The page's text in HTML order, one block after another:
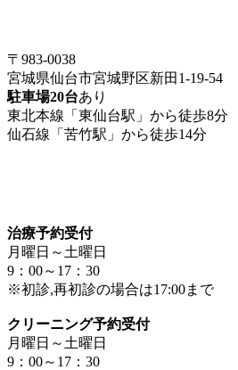
〒983-0038
宮城県仙台市宮城野区新田1-19-54
駐車場20台あり
東北本線「東仙台駅」から徒歩8分
仙石線「苦竹駅」から徒歩14分
治療予約受付
月曜日～土曜日
9：00～17：30
※初診,再初診の場合は17:00まで
クリーニング予約受付
月曜日～土曜日
9：00～17：30